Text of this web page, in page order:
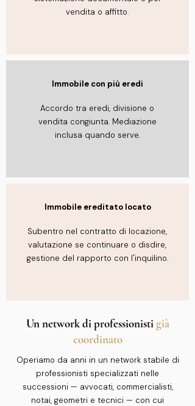
vendita o affitto.
Immobile con più eredi
Accordo tra eredi, divisione o
vendita congiunta. Mediazione
inclusa quando serve.
Immobile ereditato locato
Subentro nel contratto di locazione,
valutazione se continuare o disdire,
gestione del rapporto con l'inquilino.
Un network di professionisti già
coordinato
Operiamo da anni in un network stabile di
professionisti specializzati nelle
successioni — avvocati, commercialisti,
notai, geometri e tecnici — con cui